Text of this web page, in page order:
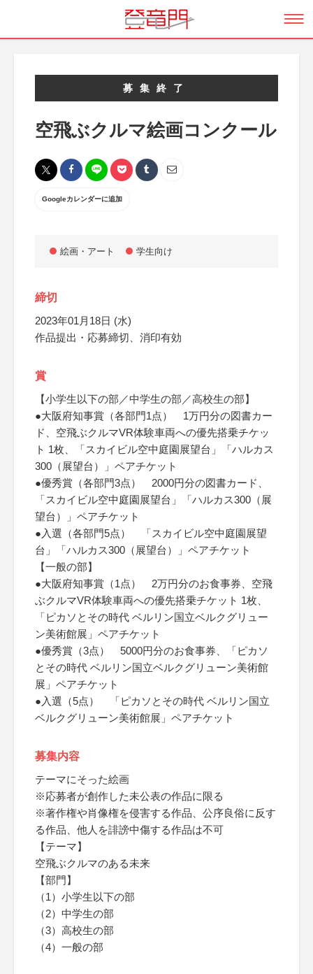
募集終了
空飛ぶクルマ絵画コンクール
Googleカレンダーに追加
絵画・アート 学生向け
締切
2023年01月18日 (水)
作品提出・応募締切、消印有効
賞
【小学生以下の部／中学生の部／高校生の部】
●大阪府知事賞（各部門1点） 1万円分の図書カー
ド、空飛ぶクルマVR体験車両への優先搭乗チケッ
ト 1枚、「スカイビル空中庭園展望台」「ハルカス
300（展望台）」ペアチケット
●優秀賞（各部門3点） 2000円分の図書カード、
「スカイビル空中庭園展望台」「ハルカス300（展
望台）」ペアチケット
●入選（各部門5点） 「スカイビル空中庭園展望
台」「ハルカス300（展望台）」ペアチケット
【一般の部】
●大阪府知事賞（1点） 2万円分のお食事券、空飛
ぶクルマVR体験車両への優先搭乗チケット 1枚、
「ピカソとその時代 ベルリン国立ベルクグリュー
ン美術館展」ペアチケット
●優秀賞（3点） 5000円分のお食事券、「ピカソ
とその時代 ベルリン国立ベルクグリューン美術館
展」ペアチケット
●入選（5点） 「ピカソとその時代 ベルリン国立
ベルクグリューン美術館展」ペアチケット
募集内容
テーマにそった絵画
※応募者が創作した未公表の作品に限る
※著作権や肖像権を侵害する作品、公序良俗に反す
る作品、他人を誹謗中傷する作品は不可
【テーマ】
空飛ぶクルマのある未来
【部門】
（1）小学生以下の部
（2）中学生の部
（3）高校生の部
（4）一般の部